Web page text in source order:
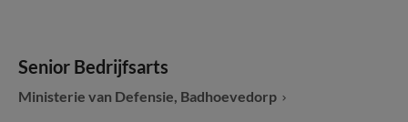
Senior Bedrijfsarts
Ministerie van Defensie, Badhoevedorp